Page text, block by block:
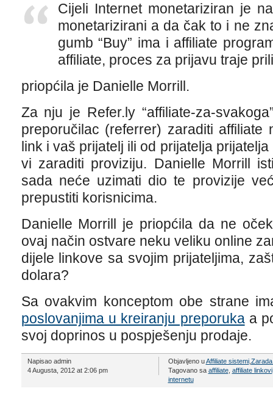
Cijeli Internet monetariziran je
monetarizirani a da čak to i ne
gumb “Buy” ima i affiliate
affiliate, proces za prijavu traje
priopćila je Danielle Morrill.
Za nju je Refer.ly “affiliate-za-
preporučilac (referrer) zaraditi affiliate
link i vaš prijatelj ili od prijatelja
vi zaraditi proviziju. Danielle Morrill
sada neće uzimati dio te provizije
prepustiti korisnicima.
Danielle Morrill je priopćila da ne
ovaj način ostvare neku veliku online
dijele linkove sa svojim prijateljima,
dolara?
Sa ovakvim konceptom obe strane
poslovanjima u kreiranju preporukaa
svoj doprinos u pospješenju prodaje.
Napisao admin
4 Augusta, 2012 at 2:06 pm
Objavljeno uAffiliate sistemi,
Tagovano sa affiliate, affiliate linkovi
internetu